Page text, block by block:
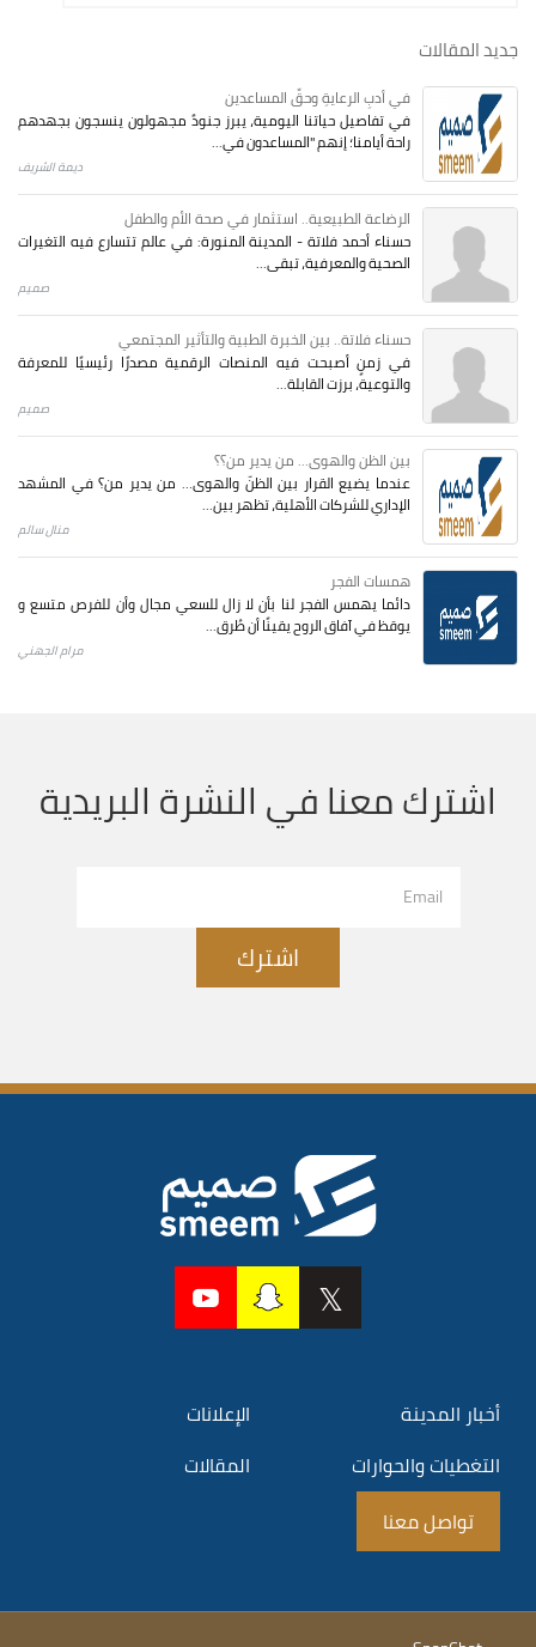
جديد المقالات
في أدبِ الرعايةِ وحقِّ المساعدين
في تفاصيل حياتنا اليومية، يبرز جنودٌ مجهولون ينسجون بجهدهم
راحة أيامنا؛ إنهم "المساعدون في...
ديمة الشريف
الرضاعة الطبيعية.. استثمار في صحة الأم والطفل
حسناء أحمد فلاتة - المدينة المنورة: في عالم تتسارع فيه التغيرات
الصحية والمعرفية، تبقى...
صميم
حسناء فلاتة.. بين الخبرة الطبية والتأثير المجتمعي
في زمنٍ أصبحت فيه المنصات الرقمية مصدرًا رئيسيًا للمعرفة
والتوعية، برزت القابلة...
صميم
بين الظن والهوى... من يدير من؟؟
عندما يضيع القرار بين الظنّ والهوى… من يدير من؟ في المشهد
الإداري للشركات الأهلية، تظهر بين...
منال سالم
همسات الفجر
دائما يهمس الفجر لنا بأن لا زال للسعي مجال وأن للفرص متسع و
يوقظ في آفاق الروح يقينًا أن طُرق...
مرام الجهني
اشترك معنا في النشرة البريدية
اشترك
أخبار المدينة
الإعلانات
التغطيات والحوارات
المقالات
تواصل معنا